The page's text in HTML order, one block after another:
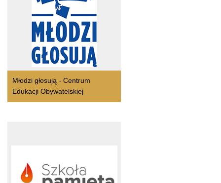
Młodzi głosują - Centrum
Edukacji Obywatelskiej